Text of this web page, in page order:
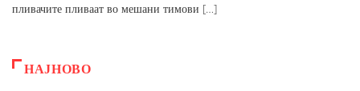
пливачите пливаат во мешани тимови […]
НАЈНОВО